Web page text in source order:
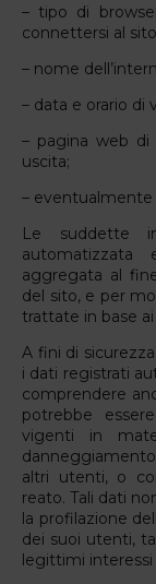
– tipo di
connettersi al
– nome
– data e orario di
– pagina web di
uscita;
– eventualmente
Le suddette
automatizzata
aggregata al
del sito, e per
trattate in base
A fini di
i dati registrati
comprendere
potrebbe
vigenti in
altri utenti, o
reato. Tali dati
la profilazione
dei suoi utenti,
legittimi interessi